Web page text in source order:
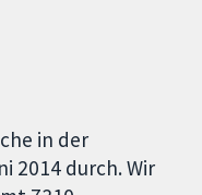
in der
2014 durch. Wir